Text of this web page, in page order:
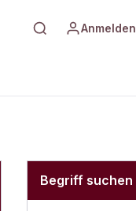
Anmelden
Begriff suchen